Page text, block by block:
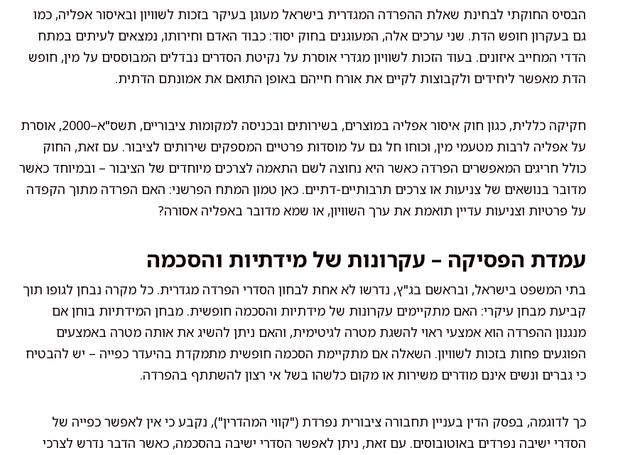
הבסיס החוקתי לבחינת שאלת ההפרדה המגדרית בישראל מעוגן בעיקר בזכות לשוויון ובאיסור אפליה, כמו
גם בעקרון חופש הדת. שני ערכים אלה, המעוגנים בחוק יסוד: כבוד האדם וחירותו, נמצאים לעיתים במתח
הדדי המחייב איזונים. בעוד הזכות לשוויון מגדרי אוסרת על נקיטת הסדרים נבדלים המבוססים על מין, חופש
הדת מאפשר ליחידים ולקבוצות לקיים את אורח חייהם באופן התואם את אמונתם הדתית.
חקיקה כללית, כגון חוק איסור אפליה במוצרים, בשירותים ובכניסה למקומות ציבוריים, תשס"א–2000, אוסרת
על אפליה לרבות מטעמי מין, וכוחו חל גם על מוסדות פרטיים המספקים שירותים לציבור. עם זאת, החוק
כולל חריגים המאפשרים הפרדה כאשר היא נחוצה לשם התאמה לצרכים מיוחדים של הציבור – ובמיוחד כאשר
מדובר בנושאים של צניעות או צרכים תרבותיים-דתיים. כאן טמון המתח הפרשני: האם הפרדה מתוך הקפדה
על פרטיות וצניעות עדיין תואמת את ערך השוויון, או שמא מדובר באפליה אסורה?
עמדת הפסיקה – עקרונות של מידתיות והסכמה
בתי המשפט בישראל, ובראשם בג"ץ, נדרשו לא אחת לבחון הסדרי הפרדה מגדרית. כל מקרה נבחן לגופו תוך
קביעת מבחן עיקרי: האם מתקיימים עקרונות של מידתיות והסכמה חופשית. מבחן המידתיות בוחן אם
מנגנון ההפרדה הוא אמצעי ראוי להשגת מטרה לגיטימית, והאם ניתן להשיג את אותה מטרה באמצעים
הפוגעים פחות בזכות לשוויון. השאלה אם מתקיימת הסכמה חופשית מתמקדת בהיעדר כפייה – יש להבטיח
כי גברים ונשים אינם מודרים משירות או מקום כלשהו בשל אי רצון להשתתף בהפרדה.
כך לדוגמה, בפסק הדין בעניין תחבורה ציבורית נפרדת ("קווי המהדרין"), נקבע כי אין לאפשר כפייה של
הסדרי ישיבה נפרדים באוטובוסים. עם זאת, ניתן לאפשר הסדרי ישיבה בהסכמה, כאשר הדבר נדרש לצרכי